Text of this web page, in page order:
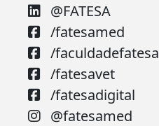
@FATESA
/fatesamed
/faculdadefatesa
/fatesavet
/fatesadigital
@fatesamed